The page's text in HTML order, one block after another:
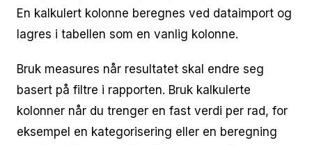
En kalkulert kolonne beregnes ved dataimport og
lagres i tabellen som en vanlig kolonne.
Bruk measures når resultatet skal endre seg
basert på filtre i rapporten. Bruk kalkulerte
kolonner når du trenger en fast verdi per rad, for
eksempel en kategorisering eller en beregning